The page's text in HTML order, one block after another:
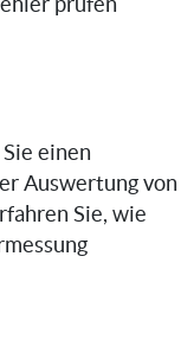
prüfen
einen
Auswertung von
Sie, wie